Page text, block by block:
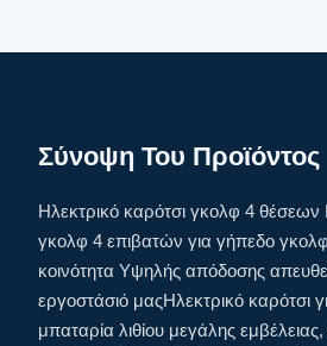
Σύνοψη Του Προϊόντος
Ηλεκτρικό καρότσι γκολφ 4 θέσεων
γκολφ 4 επιβατών για γήπεδο
κοινότητα Υψηλής απόδοσης
εργοστάσιό μαςΗλεκτρικό καρότσι
μπαταρία λιθίου μεγάλης